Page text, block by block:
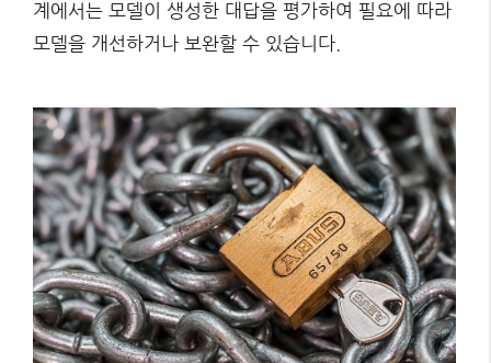
계에서는 모델이 생성한 대답을 평가하여 필요에 따라
모델을 개선하거나 보완할 수 있습니다.